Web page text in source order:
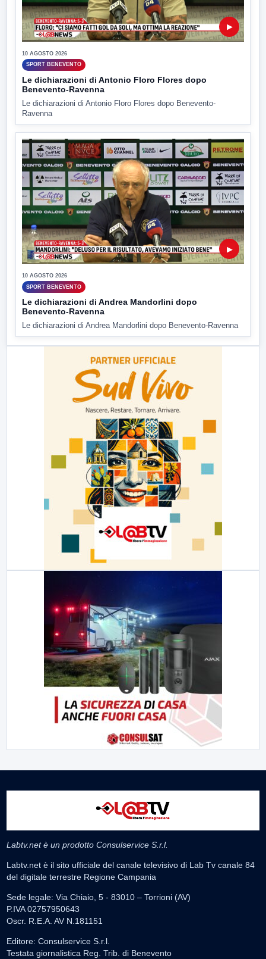
▶
10 AGOSTO 2026
SPORT BENEVENTO
Le dichiarazioni di Antonio Floro Flores dopo
Benevento-Ravenna
Le dichiarazioni di Antonio Floro Flores dopo Benevento-
Ravenna
▶
10 AGOSTO 2026
SPORT BENEVENTO
Le dichiarazioni di Andrea Mandorlini dopo
Benevento-Ravenna
Le dichiarazioni di Andrea Mandorlini dopo Benevento-Ravenna
Labtv.net è un prodotto Consulservice S.r.l.
Labtv.net è il sito ufficiale del canale televisivo di Lab Tv canale 84
del digitale terrestre Regione Campania
Sede legale: Via Chiaio, 5 - 83010 – Torrioni (AV)
P.IVA 02757950643
Oscr. R.E.A. AV N.181151
Editore: Consulservice S.r.l.
Testata giornalistica Reg. Trib. di Benevento